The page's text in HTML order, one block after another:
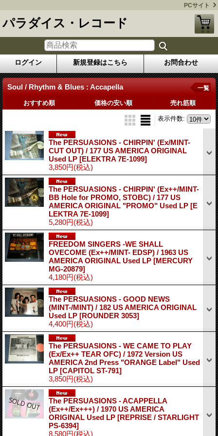
PCサイト
パラダイス・レコード
ログイン 新規登録はこちら お問合わせ
Soul / Rhythm & Blues : Accapella 一覧
おすすめ順 価格の安い順 売れ筋順
表示件数:
The PERSUASIONS - CHIRPIN' (Ex/MINT-
CUT OUT) / 177 US AMERICA ORIGINAL
Used LP [ELEKTRA 7E-1099]
3,850円(税込)
The PERSUASIONS - CHIRPIN' (Ex++/MINT-
BB Hole for PROMO, STOBC) / 177 US
AMERICA ORIGINAL "PROMO" Used LP [E
LEKTRA 7E-1099]
5,280円(税込)
FREEDOM SINGERS -WE SHALL
OVECOME (Ex++/MINT- EDSP) / 1963 US
AMERICA ORIGINAL Used LP [MERCURY
MG-20879]
4,180円(税込)
The PERSUASIONS - GOOD NEWS
(MINT-/MINT) / 182 US AMERICA ORIGINAL
Used LP [ROUNDER 3053]
4,400円(税込)
The PERSUASIONS - WE CAME TO PLAY
(Ex/Ex++ TEAR OFC) / 1972 Version US
AMERICA 2nd Press "ORANGE Label" Used
LP [CAPITOL ST-791]
3,850円(税込)
The PERSUASIONS - ACAPPELLA
(Ex++/Ex+++) / 1970 US AMERICA
ORIGINAL Used LP [REPRISE / STARLIGHT
PS-6394]
8,580円(税込)